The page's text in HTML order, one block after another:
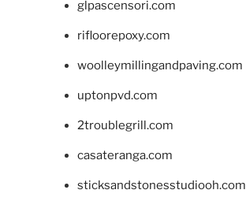
glpascensori.com
rifloorepoxy.com
woolleymillingandpaving.com
uptonpvd.com
2troublegrill.com
casateranga.com
sticksandstonesstudiooh.com